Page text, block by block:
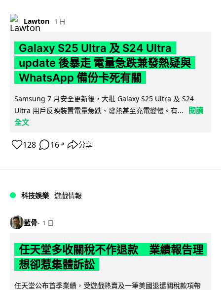
Lawton 1 日
Galaxy S25 Ultra 及 S24 Ultra
update 後暴走 電量急跌兼發熱疑與
WhatsApp 備份卡死有關
Samsung 7 月安全更新後，大批 Galaxy S25 Ultra 及 S24
Ultra 用戶反映裝置電量急跌、發熱甚至充電變慢。有...
閱讀
全文
128 16 ↗ 分享
科技娛樂 遊戲情報
藍骨 1 日
任天堂多收關稅不作退款 業績報告理
想卻惹集體訴訟
任天堂公布首季業績，受遊戲熱賣及一筆美國退還關稅款項帶